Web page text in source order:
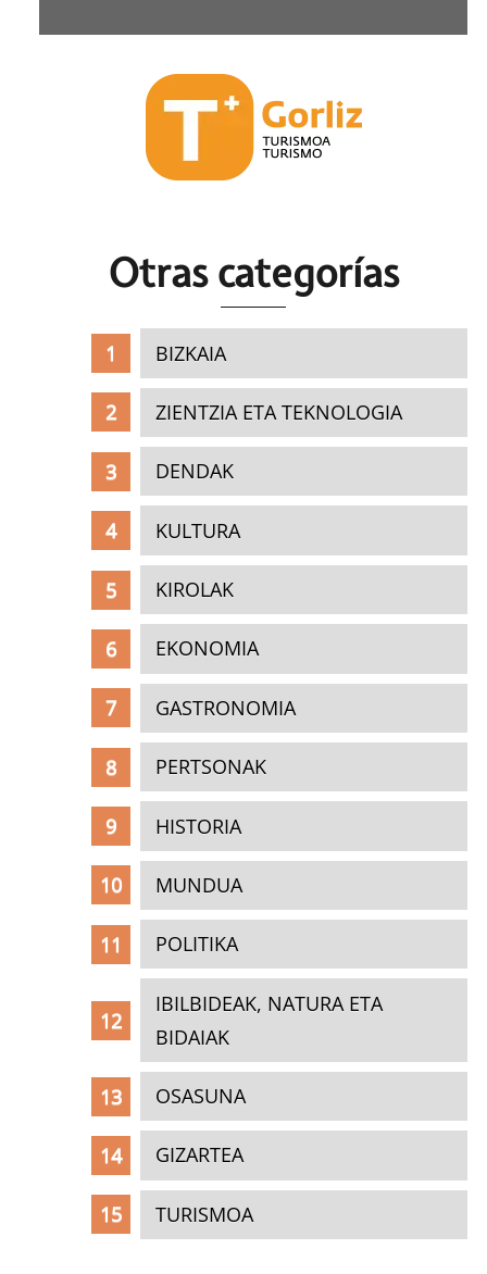
Otras categorías
BIZKAIA
ZIENTZIA ETA TEKNOLOGIA
DENDAK
KULTURA
KIROLAK
EKONOMIA
GASTRONOMIA
PERTSONAK
HISTORIA
MUNDUA
POLITIKA
IBILBIDEAK, NATURA ETA
BIDAIAK
OSASUNA
GIZARTEA
TURISMOA